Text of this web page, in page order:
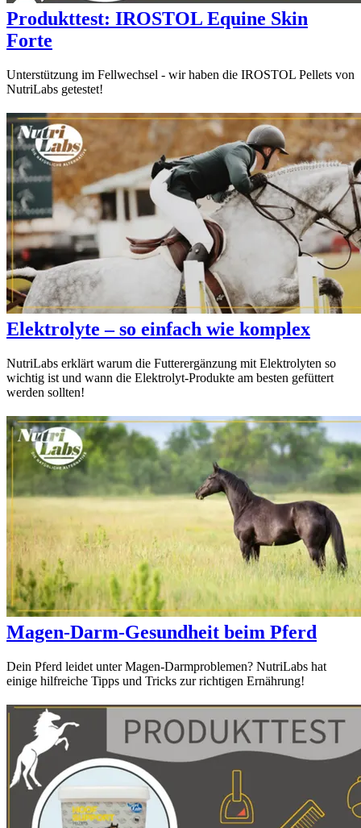
Produkttest: IROSTOL Equine Skin
Forte
Unterstützung im Fellwechsel - wir haben die IROSTOL Pellets von
NutriLabs getestet!
Elektrolyte – so einfach wie komplex
NutriLabs erklärt warum die Futterergänzung mit Elektrolyten so
wichtig ist und wann die Elektrolyt-Produkte am besten gefüttert
werden sollten!
Magen-Darm-Gesundheit beim Pferd
Dein Pferd leidet unter Magen-Darmproblemen? NutriLabs hat
einige hilfreiche Tipps und Tricks zur richtigen Ernährung!